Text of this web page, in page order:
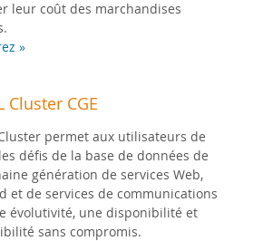
leur coût des marchandises
»
Cluster CGE
permet aux utilisateurs de
défis de la base de données de
génération de services Web,
et de services de communications
évolutivité, une disponibilité et
sans compromis.